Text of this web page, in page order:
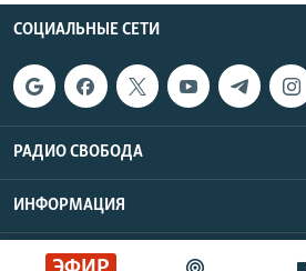
СОЦИАЛЬНЫЕ СЕТИ
РАДИО СВОБОДА
ИНФОРМАЦИЯ
Радио Свобода © 2026 RFE/RL,